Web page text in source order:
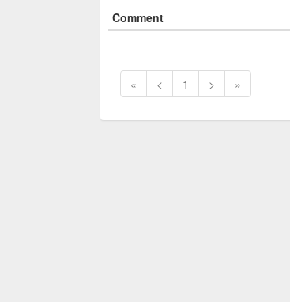
Comment
« < 1 > »